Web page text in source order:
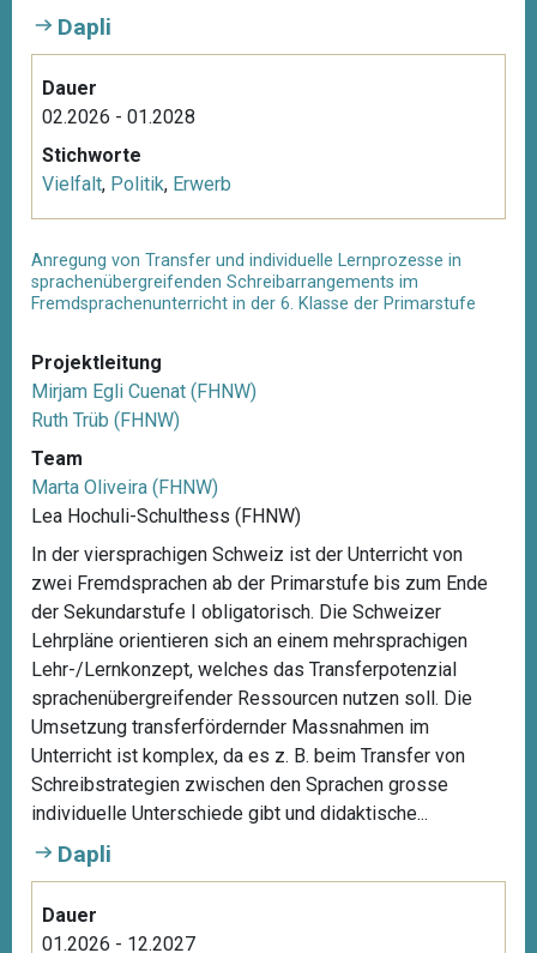
Dapli
Dauer
02.2026 - 01.2028
Stichworte
Vielfalt, Politik, Erwerb
Anregung von Transfer und individuelle Lernprozesse in
sprachenübergreifenden Schreibarrangements im
Fremdsprachenunterricht in der 6. Klasse der Primarstufe
Projektleitung
Mirjam Egli Cuenat (FHNW)
Ruth Trüb (FHNW)
Team
Marta Oliveira (FHNW)
Lea Hochuli-Schulthess (FHNW)
In der viersprachigen Schweiz ist der Unterricht von
zwei Fremdsprachen ab der Primarstufe bis zum Ende
der Sekundarstufe I obligatorisch. Die Schweizer
Lehrpläne orientieren sich an einem mehrsprachigen
Lehr-/Lernkonzept, welches das Transferpotenzial
sprachenübergreifender Ressourcen nutzen soll. Die
Umsetzung transferfördernder Massnahmen im
Unterricht ist komplex, da es z. B. beim Transfer von
Schreibstrategien zwischen den Sprachen grosse
individuelle Unterschiede gibt und didaktische...
Dapli
Dauer
01.2026 - 12.2027